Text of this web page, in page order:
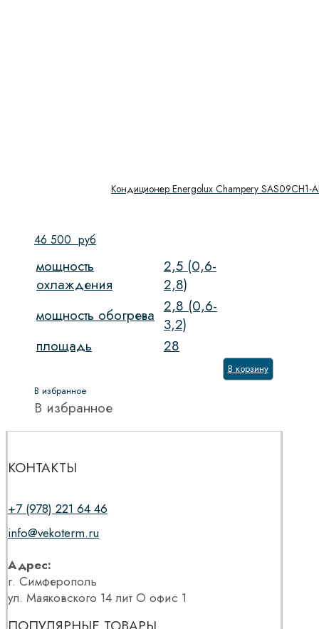
Кондиционер Energolux Champery SAS09CH1-
46 500 руб
мощность
охлаждения
2,5 (0,6-
2,8)
мощность обогрева 2,8 (0,6-
3,2)
площадь
28
В корзину
В избранное
В избранное
КОНТАКТЫ
+7 (978) 221 64 46
info@vekoterm.ru
Адрес:
г. Симферополь
ул. Маяковского 14 лит О офис 1